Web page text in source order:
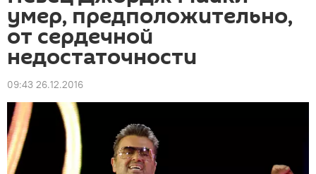
умер, предположительно,
от сердечной
недостаточности
09:43 26.12.2016